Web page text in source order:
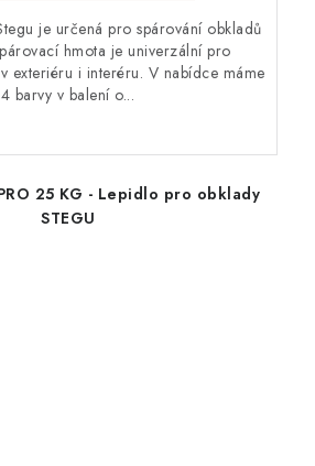
je určená pro spárování obkladů
hmota je univerzální pro
exteriéru i interéru. V nabídce máme
4 barvy v balení o...
25 KG - Lepidlo pro obklady
STEGU